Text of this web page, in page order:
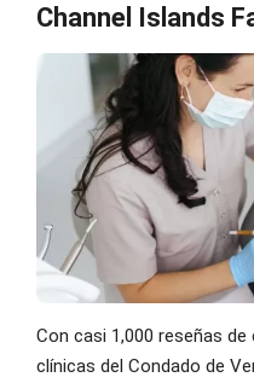
Channel Islands
Con casi 1,000 reseñas
clínicas del Condado de